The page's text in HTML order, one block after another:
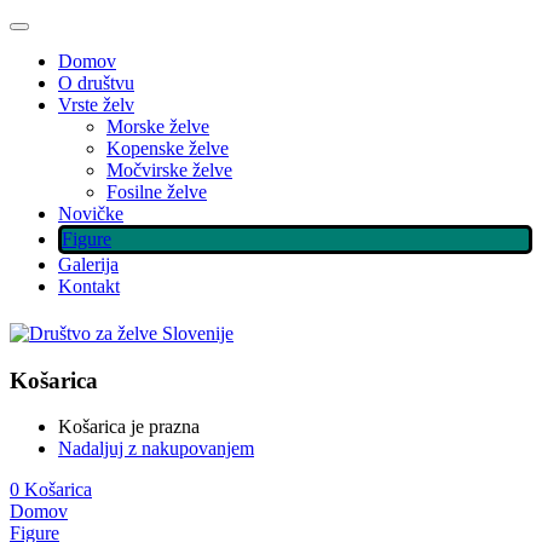
Domov
O društvu
Vrste želv
Morske želve
Kopenske želve
Močvirske želve
Fosilne želve
Novičke
Figure
Galerija
Kontakt
Košarica
Košarica je prazna
Nadaljuj z nakupovanjem
0 Košarica
Domov
Figure